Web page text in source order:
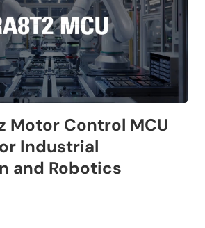
motor control performance